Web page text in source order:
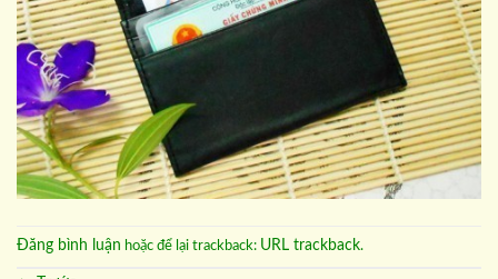
Đăng bình luận hoặc để lại trackback: URL trackback.